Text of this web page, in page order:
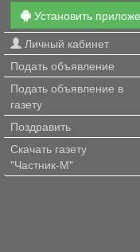
Установить
Личный кабинет
Подать объявление
Подать объявление в
газету
Поздравить
Скачать газету
"Частник-М"